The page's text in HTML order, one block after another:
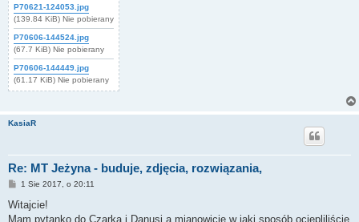
P70621-124053.jpg
(139.84 KiB) Nie pobierany
P70606-144524.jpg
(67.7 KiB) Nie pobierany
P70606-144449.jpg
(61.17 KiB) Nie pobierany
KasiaR
Re: MT Jeżyna - buduje, zdjęcia, rozwiązania,
P
s
1 Sie 2017, o 20:11
Witajcie!
Mam pytanko do Czarka i Danusi a mianowicie w jaki sposób ociepliliście